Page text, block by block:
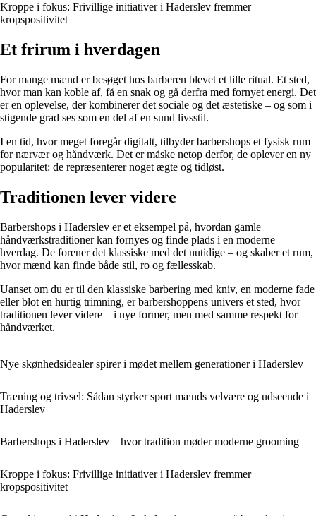
Kroppe i fokus: Frivillige initiativer i Haderslev fremmer
kropspositivitet
Et frirum i hverdagen
For mange mænd er besøget hos barberen blevet et lille ritual. Et sted,
hvor man kan koble af, få en snak og gå derfra med fornyet energi. Det
er en oplevelse, der kombinerer det sociale og det æstetiske – og som i
stigende grad ses som en del af en sund livsstil.
I en tid, hvor meget foregår digitalt, tilbyder barbershops et fysisk rum
for nærvær og håndværk. Det er måske netop derfor, de oplever en ny
popularitet: de repræsenterer noget ægte og tidløst.
Traditionen lever videre
Barbershops i Haderslev er et eksempel på, hvordan gamle
håndværkstraditioner kan fornyes og finde plads i en moderne
hverdag. De forener det klassiske med det nutidige – og skaber et rum,
hvor mænd kan finde både stil, ro og fællesskab.
Uanset om du er til den klassiske barbering med kniv, en moderne fade
eller blot en hurtig trimning, er barbershoppens univers et sted, hvor
traditionen lever videre – i nye former, men med samme respekt for
håndværket.
Nye skønhedsidealer spirer i mødet mellem generationer i Haderslev
Træning og trivsel: Sådan styrker sport mænds velvære og udseende i
Haderslev
Barbershops i Haderslev – hvor tradition møder moderne grooming
Kroppe i fokus: Frivillige initiativer i Haderslev fremmer
kropspositivitet